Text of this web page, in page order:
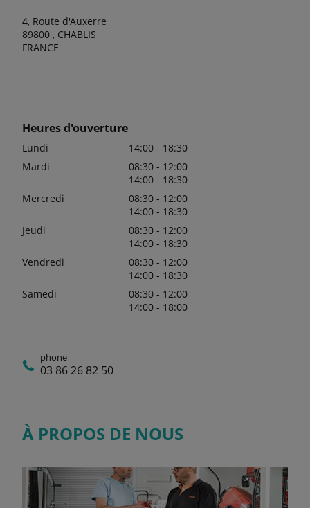
4, Route d'Auxerre
89800 , CHABLIS
FRANCE
Heures d'ouverture
Lundi
14:00 - 18:30
Mardi
08:30 - 12:00
14:00 - 18:30
Mercredi
08:30 - 12:00
14:00 - 18:30
Jeudi
08:30 - 12:00
14:00 - 18:30
Vendredi
08:30 - 12:00
14:00 - 18:30
Samedi
08:30 - 12:00
14:00 - 18:00
phone
03 86 26 82 50
À PROPOS DE NOUS